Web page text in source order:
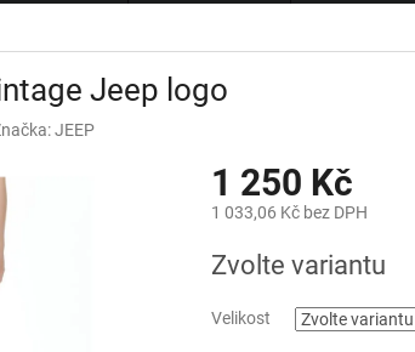
Jeep logo
JEEP
1 250 Kč
1 033,06 Kč bez DPH
cena:
Zvolte variantu
Velikost